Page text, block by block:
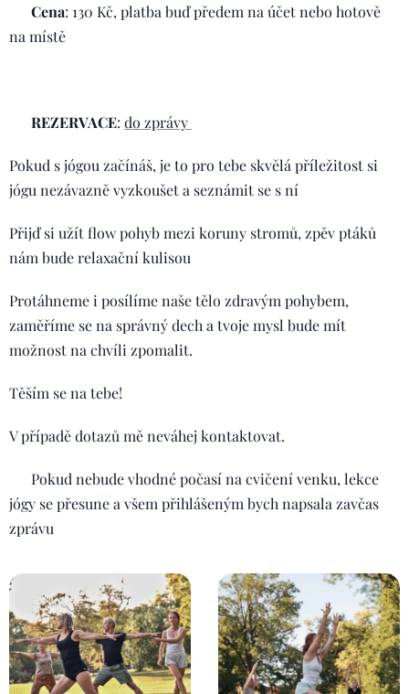
Cena: 130 Kč, platba buď předem na účet nebo hotově
na místě
REZERVACE: do zprávy
Pokud s jógou začínáš, je to pro tebe skvělá příležitost si
jógu nezávazně vyzkoušet a seznámit se s ní 😉
Přijď si užít flow pohyb mezi koruny stromů, zpěv ptáků
nám bude relaxační kulisou 💚
Protáhneme i posílíme naše tělo zdravým pohybem,
zaměříme se na správný dech a tvoje mysl bude mít
možnost na chvíli zpomalit. 🧘🏼‍♀️
Těším se na tebe! 🫶🏻
V případě dotazů mě neváhej kontaktovat. 😉
➡️ Pokud nebude vhodné počasí na cvičení venku, lekce
jógy se přesune a všem přihlášeným bych napsala zavčas
zprávu